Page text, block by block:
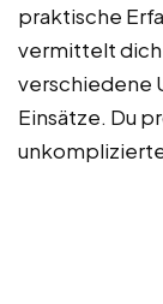
praktische
vermittelt dich
verschiedene
Einsätze. Du